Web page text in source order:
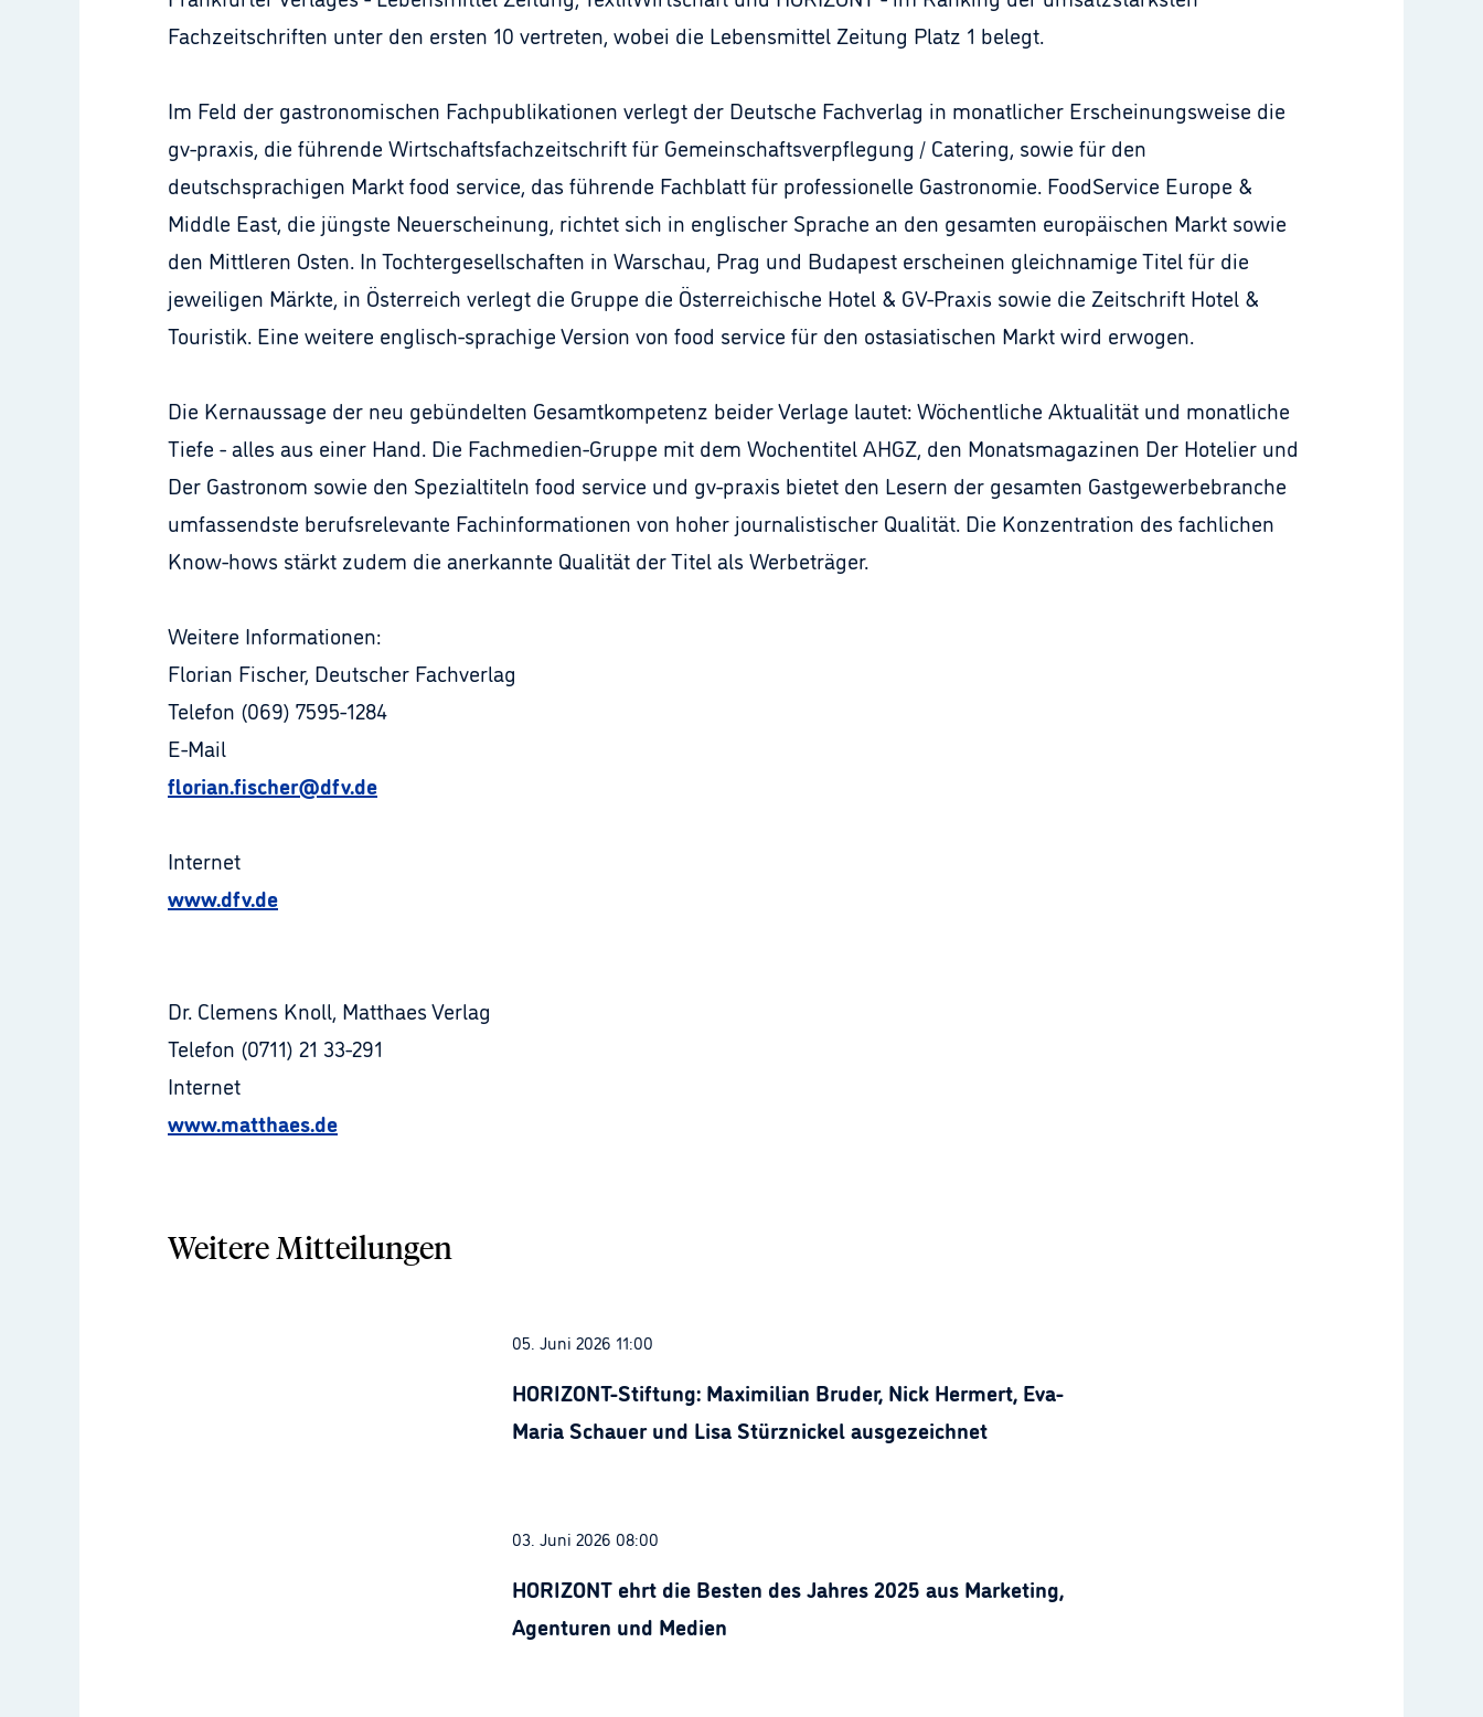
Fachzeitschriften unter den ersten 10 vertreten, wobei die Lebensmittel Zeitung Platz 1 belegt.
Im Feld der gastronomischen Fachpublikationen verlegt der Deutsche Fachverlag in monatlicher Erscheinungsweise die
gv-praxis, die führende Wirtschaftsfachzeitschrift für Gemeinschaftsverpflegung / Catering, sowie für den
deutschsprachigen Markt food service, das führende Fachblatt für professionelle Gastronomie. FoodService Europe &
Middle East, die jüngste Neuerscheinung, richtet sich in englischer Sprache an den gesamten europäischen Markt sowie
den Mittleren Osten. In Tochtergesellschaften in Warschau, Prag und Budapest erscheinen gleichnamige Titel für die
jeweiligen Märkte, in Österreich verlegt die Gruppe die Österreichische Hotel & GV-Praxis sowie die Zeitschrift Hotel &
Touristik. Eine weitere englisch-sprachige Version von food service für den ostasiatischen Markt wird erwogen.
Die Kernaussage der neu gebündelten Gesamtkompetenz beider Verlage lautet: Wöchentliche Aktualität und monatliche
Tiefe - alles aus einer Hand. Die Fachmedien-Gruppe mit dem Wochentitel AHGZ, den Monatsmagazinen Der Hotelier und
Der Gastronom sowie den Spezialtiteln food service und gv-praxis bietet den Lesern der gesamten Gastgewerbebranche
umfassendste berufsrelevante Fachinformationen von hoher journalistischer Qualität. Die Konzentration des fachlichen
Know-hows stärkt zudem die anerkannte Qualität der Titel als Werbeträger.
Weitere Informationen:
Florian Fischer, Deutscher Fachverlag
Telefon (069) 7595-1284
E-Mail
florian.fischer@dfv.de
Internet
www.dfv.de
Dr. Clemens Knoll, Matthaes Verlag
Telefon (0711) 21 33-291
Internet
www.matthaes.de
Weitere Mitteilungen
05. Juni 2026 11:00
HORIZONT-Stiftung: Maximilian Bruder, Nick Hermert, Eva-
Maria Schauer und Lisa Stürznickel ausgezeichnet
03. Juni 2026 08:00
HORIZONT ehrt die Besten des Jahres 2025 aus Marketing,
Agenturen und Medien